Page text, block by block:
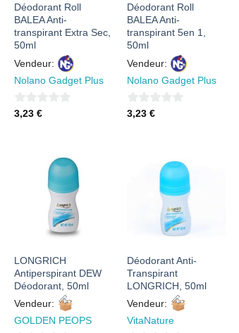
Déodorant Roll
BALEA Anti-
transpirant Extra Sec,
50ml
Vendeur:
Nolano Gadget Plus
0
3,23 €
Déodorant Roll
BALEA Anti-
transpirant 5en 1,
50ml
Vendeur:
Nolano Gadget Plus
0
3,23 €
AJOUTER
À MES
FAVORIS
LONGRICH
Antiperspirant DEW
Déodorant, 50ml
Vendeur:
GOLDEN PEOPS
AJOUTER
À MES
FAVORIS
Déodorant Anti-
Transpirant
LONGRICH, 50ml
Vendeur:
VitaNature